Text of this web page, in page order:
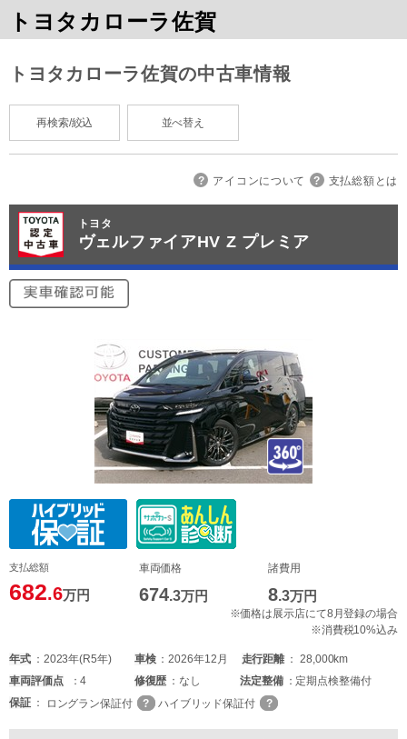
トヨタカローラ佐賀
トヨタカローラ佐賀の中古車情報
再検索/絞込 並べ替え
アイコンについて 支払総額とは
トヨタ
ヴェルファイアHV Z プレミア
支払総額
682.6万円
車両価格
674.3万円
諸費用
8.3万円
※価格は展示店にて8月登録の場合
※消費税10%込み
年式 2023年(R5年) 車検 2026年12月 走行距離
28,000km
車両評価点 4 修復歴 なし 法定整備
定期点検整備付
保証
ロングラン保証付 ハイブリッド保証付